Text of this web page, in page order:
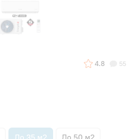
4.8 55